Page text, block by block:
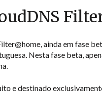
ainda em fase
Nesta fase beta,
e destinado